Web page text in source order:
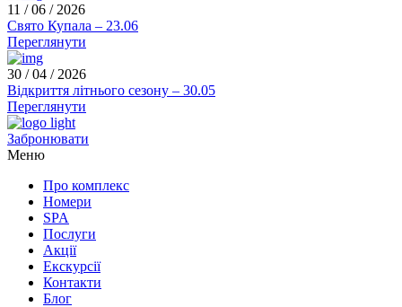
11 / 06 / 2026
Свято Купала – 23.06
Переглянути
30 / 04 / 2026
Відкриття літнього сезону – 30.05
Переглянути
Забронювати
Меню
Про комплекс
Номери
SPA
Послуги
Акції
Екскурсії
Контакти
Блог